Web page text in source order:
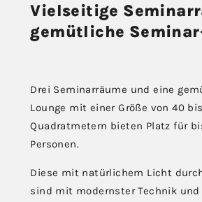
Vielseitige
gemütliche
Drei Seminarräume und eine
Lounge mit einer Größe von 40
Quadratmetern bieten Platz für
Personen.
Diese mit natürlichem Licht
sind mit modernster Technik und